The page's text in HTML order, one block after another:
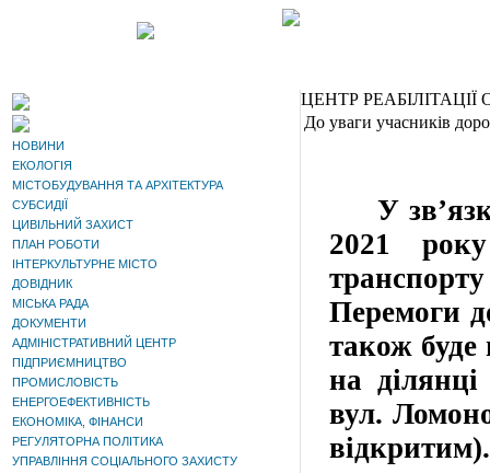
НОВИНИ
ЕКОЛОГІЯ
МІСТОБУДУВАННЯ ТА АРХІТЕКТУРА
СУБСИДІЇ
ЦИВІЛЬНИЙ ЗАХИСТ
ПЛАН РОБОТИ
ІНТЕРКУЛЬТУРНЕ МІСТО
ДОВІДНИК
МІСЬКА РАДА
ДОКУМЕНТИ
АДМІНІСТРАТИВНИЙ ЦЕНТР
ПІДПРИЄМНИЦТВО
ПРОМИСЛОВІСТЬ
ЕНЕРГОЕФЕКТИВНІСТЬ
ЕКОНОМІКА, ФІНАНСИ
РЕГУЛЯТОРНА ПОЛІТИКА
УПРАВЛІННЯ СОЦІАЛЬНОГО ЗАХИСТУ
ЦЕНТР РЕАБІЛІТАЦІЇ
До уваги учасників
У
2021
Перемоги
також буде
на
вул.
відкритим).